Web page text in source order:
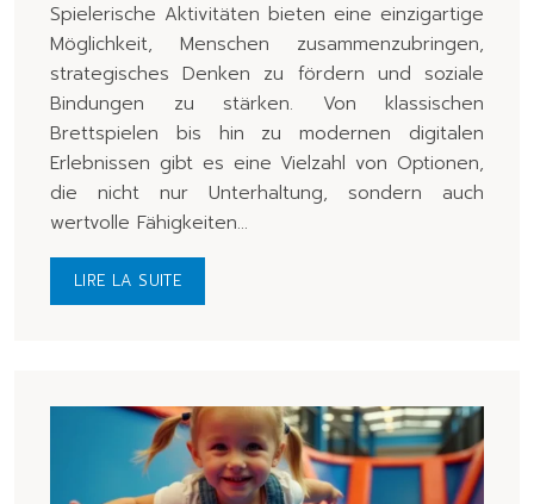
Spielerische Aktivitäten bieten eine einzigartige
Möglichkeit, Menschen zusammenzubringen,
strategisches Denken zu fördern und soziale
Bindungen zu stärken. Von klassischen
Brettspielen bis hin zu modernen digitalen
Erlebnissen gibt es eine Vielzahl von Optionen,
die nicht nur Unterhaltung, sondern auch
wertvolle Fähigkeiten…
LIRE LA SUITE